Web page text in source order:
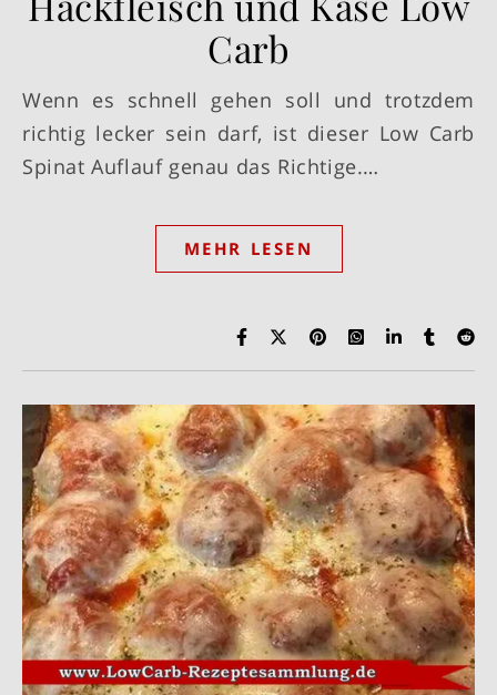
Carb
Wenn es schnell gehen soll und trotzdem
richtig lecker sein darf, ist dieser Low Carb
Spinat Auflauf genau das Richtige.…
MEHR LESEN